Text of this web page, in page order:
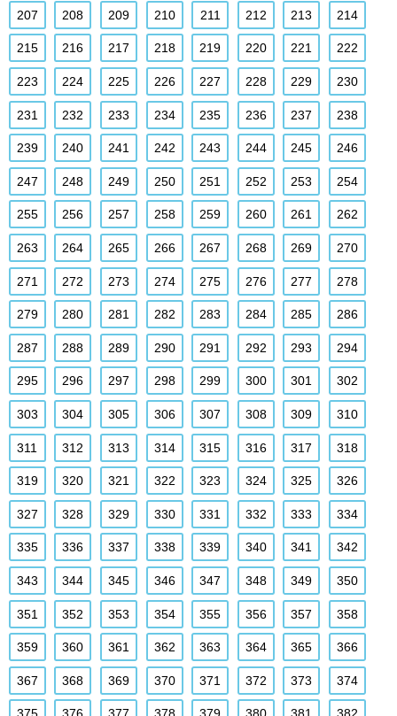
207 208 209 210 211 212 213 214
215 216 217 218 219 220 221 222
223 224 225 226 227 228 229 230
231 232 233 234 235 236 237 238
239 240 241 242 243 244 245 246
247 248 249 250 251 252 253 254
255 256 257 258 259 260 261 262
263 264 265 266 267 268 269 270
271 272 273 274 275 276 277 278
279 280 281 282 283 284 285 286
287 288 289 290 291 292 293 294
295 296 297 298 299 300 301 302
303 304 305 306 307 308 309 310
311 312 313 314 315 316 317 318
319 320 321 322 323 324 325 326
327 328 329 330 331 332 333 334
335 336 337 338 339 340 341 342
343 344 345 346 347 348 349 350
351 352 353 354 355 356 357 358
359 360 361 362 363 364 365 366
367 368 369 370 371 372 373 374